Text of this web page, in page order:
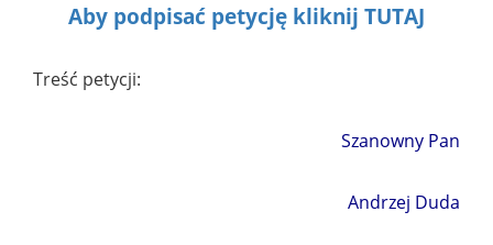
Aby podpisać petycję kliknij TUTAJ
Treść petycji:
Szanowny Pan
Andrzej Duda